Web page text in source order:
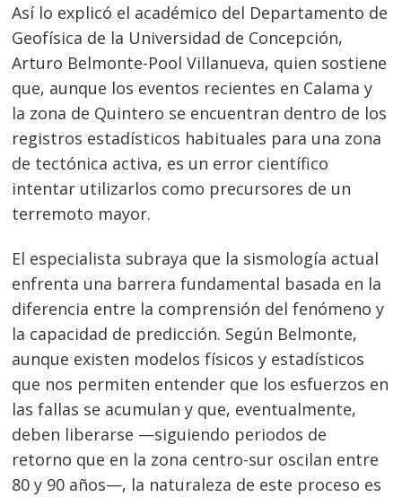
Así lo explicó el académico del Departamento de
Geofísica de la Universidad de Concepción,
Arturo Belmonte-Pool Villanueva, quien sostiene
que, aunque los eventos recientes en Calama y
la zona de Quintero se encuentran dentro de los
registros estadísticos habituales para una zona
de tectónica activa, es un error científico
intentar utilizarlos como precursores de un
terremoto mayor.
El especialista subraya que la sismología actual
enfrenta una barrera fundamental basada en la
diferencia entre la comprensión del fenómeno y
la capacidad de predicción. Según Belmonte,
aunque existen modelos físicos y estadísticos
que nos permiten entender que los esfuerzos en
las fallas se acumulan y que, eventualmente,
deben liberarse —siguiendo periodos de
retorno que en la zona centro-sur oscilan entre
80 y 90 años—, la naturaleza de este proceso es